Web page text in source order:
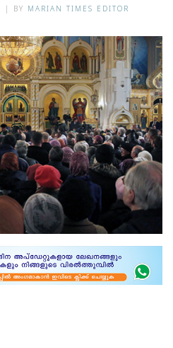
BY MARIAN TIMES EDITOR